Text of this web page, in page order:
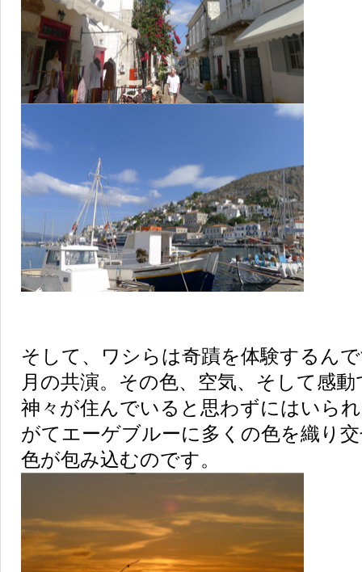
そして、ワシらは奇蹟を体験するん
月の共演。その色、空気、そして感
神々が住んでいると思わずにはいら
がてエーゲブルーに多くの色を織り
色が包み込むのです。